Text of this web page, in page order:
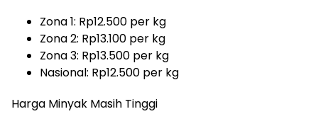
Zona 1: Rp12.500 per kg
Zona 2: Rp13.100 per kg
Zona 3: Rp13.500 per kg
Nasional: Rp12.500 per kg
Harga Minyak Masih Tinggi